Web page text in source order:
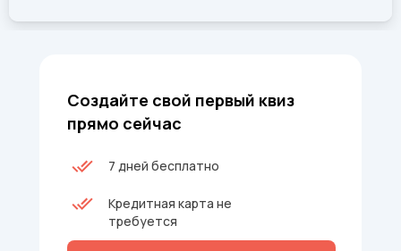
Создайте свой первый квиз
прямо сейчас
Кредитная карта не
требуется
7 дней бесплатно